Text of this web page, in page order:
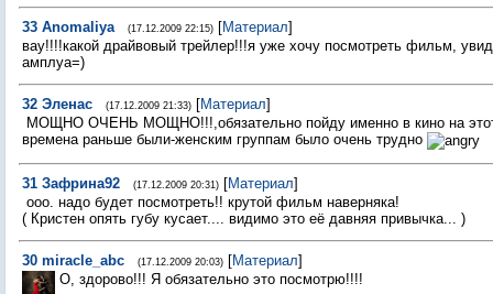
33 Anomaliya (17.12.2009 22:15) [Материал]
вау!!!!какой драйвовый трейлер!!!я уже хочу посмотреть фильм,
амплуа=)
32 Эленас (17.12.2009 21:33) [Материал]
МОЩНО ОЧЕНЬ МОЩНО!!!,обязательно пойду именно в кино на
времена раньше были-женским группам было очень трудно
31 Зафрина92 (17.12.2009 20:31) [Материал]
ооо. надо будет посмотреть!! крутой фильм наверняка!
( Кристен опять губу кусает.... видимо это её давняя привычка... )
30 miracle_abc (17.12.2009 20:03) [Материал]
О, здорово!!! Я обязательно это посмотрю!!!!